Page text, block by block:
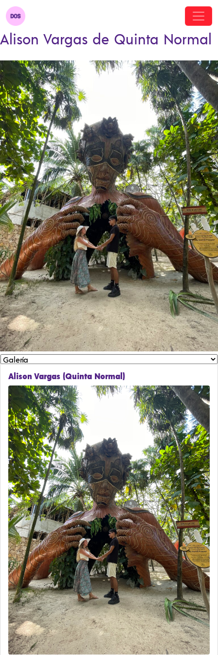
Alison Vargas de Quinta Normal
Alison Vargas (Quinta Normal)